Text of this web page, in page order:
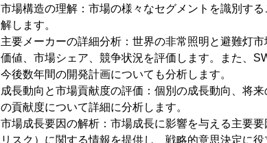
市場構造の理解：市場の様々なセグメントを識別す
解します。
主要メーカーの詳細分析：世界の非常照明と避難灯
価値、市場シェア、競争状況を評価します。また、
今後数年間の開発計画についても分析します。
成長動向と市場貢献度の評価：個別の成長動向、将
の貢献度について詳細に分析します。
市場成長要因の解析：市場成長に影響を与える主要
リスク）に関する情報を提供し、戦略的意思決定に役